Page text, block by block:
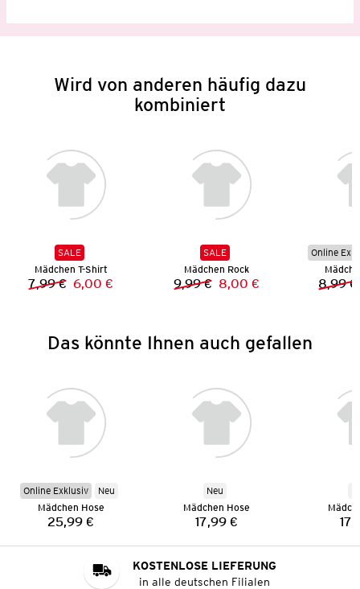
Wird von anderen häufig dazu
kombiniert
SALE
Mädchen T-Shirt
Vorheriger Preis:
7,99 € Neuer Preis:
6,00 €
SALE
Mädchen Rock
Vorheriger Preis:
9,99 € Neuer Preis:
8,00 €
Online
8,99 €
Das könnte Ihnen auch gefallen
Online Exklusiv
Neu
Mädchen Hose
Preis:
25,99 €
Neu
Mädchen Hose
Preis:
17,99 €
KOSTENLOSE LIEFERUNG
in alle deutschen Filialen